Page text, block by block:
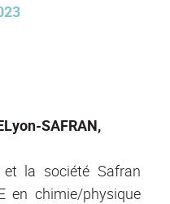
SAFRAN,
et la société Safran
en chimie/physique